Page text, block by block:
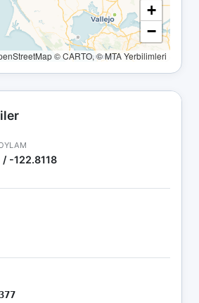
+
−
© CARTO, © MTA Yerbilimleri
-122.8118